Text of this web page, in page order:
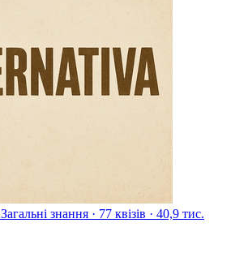
Загальні знання · 77 квізів · 40,9 тис.